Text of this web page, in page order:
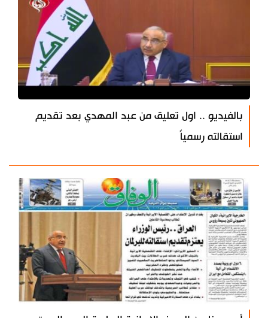
بالفيديو .. اول تعليق من عبد المهدي بعد تقديم
استقالته رسمياً